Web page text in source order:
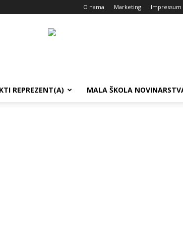
O nama Marketing Impressum
REPREZENT(A) MALA ŠKOLA